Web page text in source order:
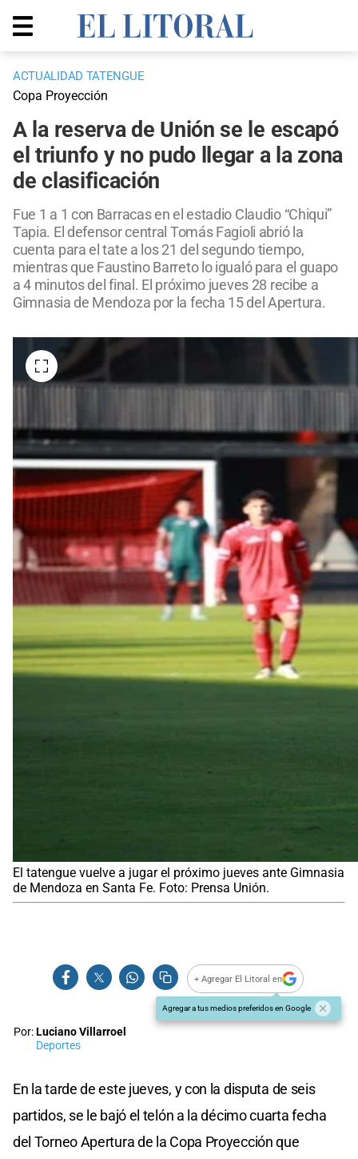
ACTUALIDAD TATENGUE
Copa Proyección
A la reserva de Unión se le escapó
el triunfo y no pudo llegar a la zona
de clasificación
Fue 1 a 1 con Barracas en el estadio Claudio “Chiqui”
Tapia. El defensor central Tomás Fagioli abrió la
cuenta para el tate a los 21 del segundo tiempo,
mientras que Faustino Barreto lo igualó para el guapo
a 4 minutos del final. El próximo jueves 28 recibe a
Gimnasia de Mendoza por la fecha 15 del Apertura.
El tatengue vuelve a jugar el próximo jueves ante Gimnasia
de Mendoza en Santa Fe. Foto: Prensa Unión.
+ Agregar El Litoral en
Agregar a tus medios preferidos en Google
Por:Luciano Villarroel
Deportes
En la tarde de este jueves, y con la disputa de seis
partidos, se le bajó el telón a la décimo cuarta fecha
del Torneo Apertura de la Copa Proyección que